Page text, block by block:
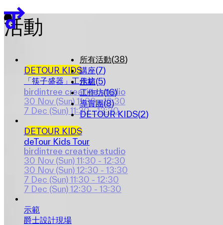
團隊
贊助單位
繁
展覽地圖
活動
所有活動(38)
講座(7)
示範(5)
工作坊(16)
導賞團(8)
DETOUR KIDS(2)
DETOUR KIDS
「筷子盛器」工作坊
birdintree creative studio
30 Nov (Sun) 11:30 - 13:30
7 Dec (Sun) 11:30 - 13:30
DETOUR KIDS
deTour Kids Tour
birdintree creative studio
30 Nov (Sun) 11:30 - 12:30
30 Nov (Sun) 12:30 - 13:30
7 Dec (Sun) 11:30 - 12:30
7 Dec (Sun) 12:30 - 13:30
示範
爵士設計現場